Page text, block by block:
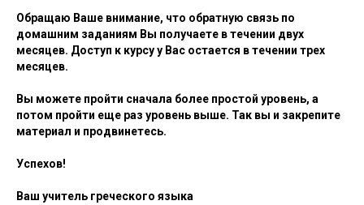
Обращаю Ваше внимание, что обратную связь по
домашним заданиям Вы получаете в течении двух
месяцев. Доступ к курсу у Вас остается в течении трех
месяцев.
Вы можете пройти сначала более простой уровень, а
потом пройти еще раз уровень выше. Так вы и закрепите
материал и продвинетесь.
Успехов!
Ваш учитель греческого языка